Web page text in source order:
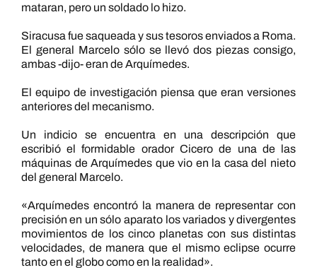
mataran, pero un soldado lo hizo.
Siracusa fue saqueada y sus tesoros enviados a Roma.
El general Marcelo sólo se llevó dos piezas consigo,
ambas -dijo- eran de Arquímedes.
El equipo de investigación piensa que eran versiones
anteriores del mecanismo.
Un indicio se encuentra en una descripción que
escribió el formidable orador Cicero de una de las
máquinas de Arquímedes que vio en la casa del nieto
del general Marcelo.
«Arquímedes encontró la manera de representar con
precisión en un sólo aparato los variados y divergentes
movimientos de los cinco planetas con sus distintas
velocidades, de manera que el mismo eclipse ocurre
tanto en el globo como en la realidad».